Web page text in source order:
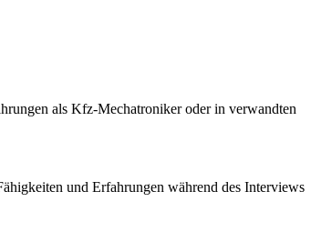
als Kfz-Mechatroniker oder in verwandten
und Erfahrungen während des Interviews